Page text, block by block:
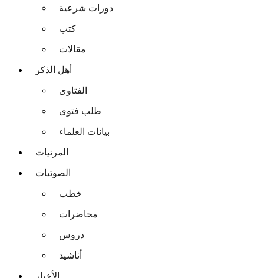
دورات شرعية
كتب
مقالات
أهل الذكر
الفتاوى
طلب فتوى
بيانات العلماء
المرئيات
الصوتيات
خطب
محاضرات
دروس
أناشيد
الأخبار